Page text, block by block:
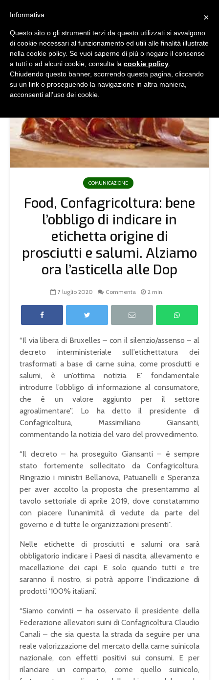
COMUNICAZIONE
Food, Confagricoltura: bene
l’obbligo di indicare in
etichetta origine di
prosciutti e salumi. Alziamo
ora l’asticella alle Dop
7 luglio 2020 Commenta 2 min.
“Il via libera di Bruxelles – con il silenzio/assenso – al
decreto interministeriale sull’etichettatura dei
trasformati a base di carne suina, come prosciutti e
salumi, è un’ottima notizia. E’ fondamentale
introdurre l’obbligo di informazione al consumatore,
che è un valore aggiunto per il settore
agroalimentare”. Lo ha detto il presidente di
Confagricoltura, Massimiliano Giansanti,
commentando la notizia del varo del provvedimento.
“Il decreto – ha proseguito Giansanti – è sempre
stato fortemente sollecitato da Confagricoltura.
Ringrazio i ministri Bellanova, Patuanelli e Speranza
per aver accolto la proposta che presentammo al
tavolo settoriale di aprile 2019, dove constatammo
con piacere l’unanimità di vedute da parte del
governo e di tutte le organizzazioni presenti”.
Nelle etichette di prosciutti e salumi ora sarà
obbligatorio indicare i Paesi di nascita, allevamento e
macellazione dei capi. E solo quando tutti e tre
saranno il nostro, si potrà apporre l’indicazione di
prodotti ‘100% italiani’.
“Siamo convinti – ha osservato il presidente della
Federazione allevatori suini di Confagricoltura Claudio
Canali – che sia questa la strada da seguire per una
reale valorizzazione del mercato della carne suinicola
nazionale, con effetti positivi sui consumi. E per
rilanciare un comparto, come quello suinicolo,
×
Informativa
Questo sito o gli strumenti terzi da questo utilizzati si avvalgono
di cookie necessari al funzionamento ed utili alle finalità illustrate
nella cookie policy. Se vuoi saperne di più o negare il consenso
a tutti o ad alcuni cookie, consulta la cookie policy
Chiudendo questo banner, scorrendo questa pagina, cliccando
su un link o proseguendo la navigazione in altra maniera,
acconsenti all’uso dei cookie.